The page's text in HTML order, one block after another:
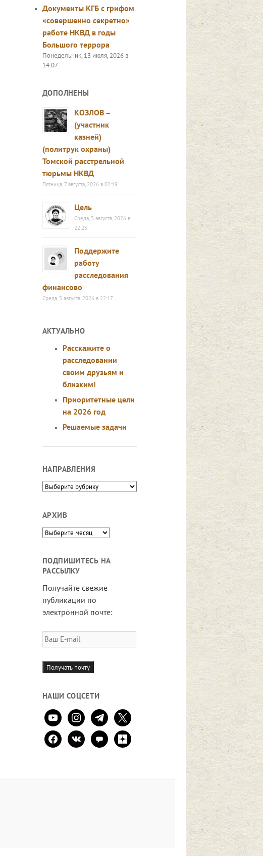
Документы КГБ с грифом
«совершенно секретно»
работе НКВД в годы
Большого террора
Понедельник, 13 июля, 2026 в
14:07
ДОПОЛНЕНЫ
КОЗЛОВ –
(участник
казней)
(политрук охраны)
Томской расстрельной
тюрьмы НКВД
Пятница, 7 августа, 2026 в 02:19
Цель
Среда, 5 августа, 2026 в
22:23
Поддержите
работу
расследования
финансово
Среда, 5 августа, 2026 в 22:17
АКТУАЛЬНО
Расскажите о
расследовании
своим друзьям и
близким!
Приоритетные цели
на 2026 год
Решаемые задачи
НАПРАВЛЕНИЯ
Направления
АРХИВ
Архив
ПОДПИШИТЕСЬ НА
РАССЫЛКУ
Получайте свежие
публикации по
электронной почте:
Ваш
E-
mail
Получать почту
НАШИ СОЦСЕТИ
youtubeinstagramtelegram
x
facebookvkontaktecomment
zen-
yandex